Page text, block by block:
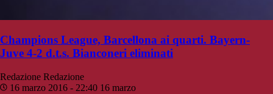
Champions League, Barcellona ai quarti. Bayern-
Juve 4-2 d.t.s. Bianconeri eliminati
Redazione Redazione
16 marzo 2016 - 22:40 16 marzo